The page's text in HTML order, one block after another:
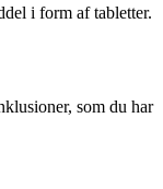
i form af tabletter.
som du har